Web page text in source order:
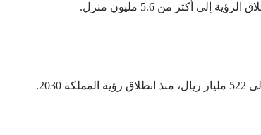
أكثر من 5.6 مليون منزل.